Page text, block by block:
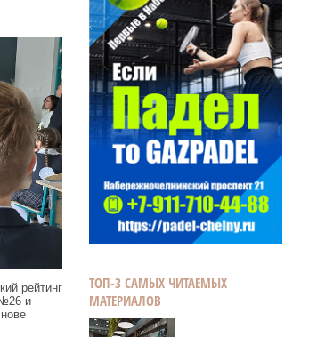
рейтинг
и
ТОП-3 САМЫХ ЧИТАЕМЫХ
МАТЕРИАЛОВ